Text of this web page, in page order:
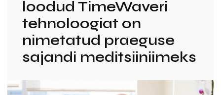
loodud TimeWaveri
tehnoloogiat on
nimetatud praeguse
sajandi meditsiiniimeks